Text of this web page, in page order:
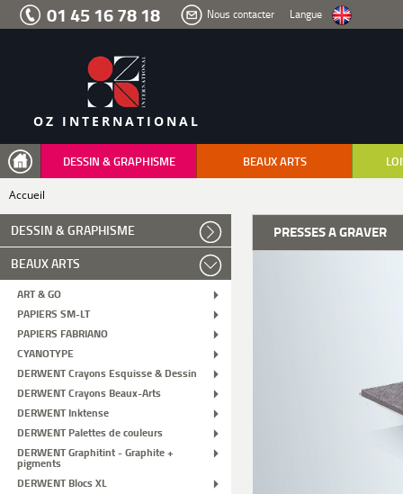
Aller
menu
recherche
01 45 16 78 18 Nous contacter Langue
OZ INTERNATIONAL
DESSIN & GRAPHISME BEAUX ARTS
Accueil
DESSIN & GRAPHISME
BEAUX ARTS
ART & GO
PAPIERS SM-LT
PAPIERS FABRIANO
CYANOTYPE
DERWENT Crayons Esquisse & Dessin
DERWENT Crayons Beaux-Arts
DERWENT Inktense
DERWENT Palettes de couleurs
DERWENT Graphitint - Graphite +
pigments
DERWENT Blocs XL
PRESSES A GRAVER